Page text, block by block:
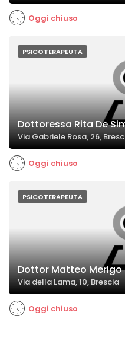
Oggi chiuso
PSICOTERAPEUTA
Dottoressa Rita De
Via Gabriele Rosa, 26,
Oggi chiuso
PSICOTERAPEUTA
Dottor Matteo
Via della Lama, 10, Brescia
Oggi chiuso